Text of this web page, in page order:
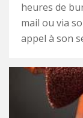
heures de
mail ou via
appel à son